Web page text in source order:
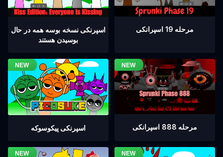
اسپرنکی نسخه بوسه همه در حال
بوسیدن هستند
مرحله 19 اسپرانکی
اسپرنکی پیکوسوکه مرحله 888 اسپرانکی